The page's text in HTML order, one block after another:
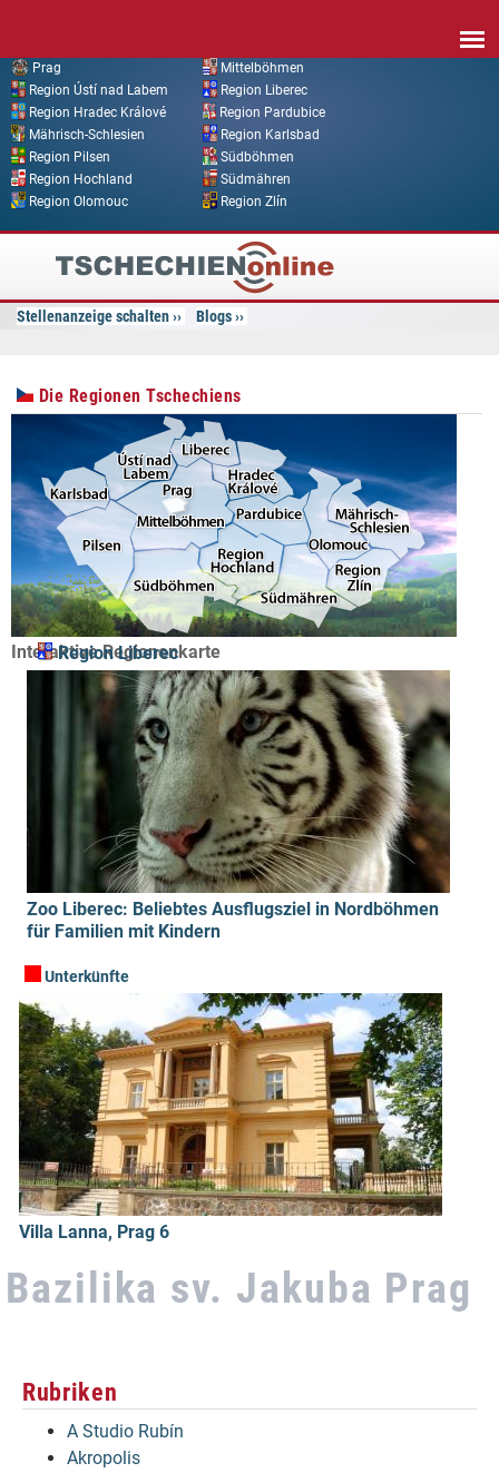
Prag
Mittelböhmen
Region Ústí nad Labem
Region Liberec
Region Hradec Králové
Region Pardubice
Mährisch-Schlesien
Region Karlsbad
Region Pilsen
Südböhmen
Region Hochland
Südmähren
Region Olomouc
Region Zlín
Tschechien
Online
Stellenanzeige schalten Blogs
Die Regionen Tschechiens
Interaktive Regionenkarte
Region Liberec
Zoo Liberec: Beliebtes Ausflugsziel in Nordböhmen
für Familien mit Kindern
Unterkünfte
Villa Lanna, Prag 6
Bazilika sv. Jakuba Prag
Rubriken
A Studio Rubín
Akropolis